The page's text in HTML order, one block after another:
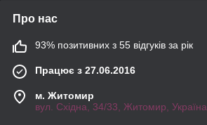
Про нас
93% позитивних з 55 відгуків за рік
Працює з 27.06.2016
м. Житомир
вул. Східна, 34/33, Житомир, Україна